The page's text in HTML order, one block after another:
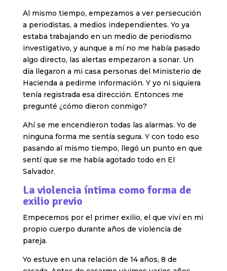
Al mismo tiempo, empezamos a ver persecución
a periodistas, a medios independientes. Yo ya
estaba trabajando en un medio de periodismo
investigativo, y aunque a mí no me había pasado
algo directo, las alertas empezaron a sonar. Un
día llegaron a mi casa personas del Ministerio de
Hacienda a pedirme información. Y yo ni siquiera
tenía registrada esa dirección. Entonces me
pregunté ¿cómo dieron conmigo?
Ahí se me encendieron todas las alarmas. Yo de
ninguna forma me sentía segura. Y con todo eso
pasando al mismo tiempo, llegó un punto en que
sentí que se me había agotado todo en El
Salvador.
La violencia íntima como forma de
exilio previo
Empecemos por el primer exilio, el que viví en mi
propio cuerpo durante años de violencia de
pareja.
Yo estuve en una relación de 14 años, 8 de